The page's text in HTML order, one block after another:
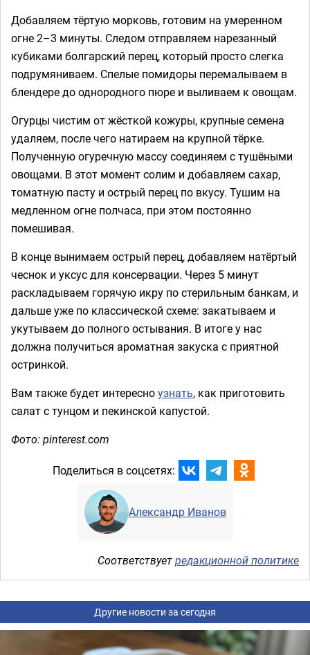
Добавляем тёртую морковь, готовим на умеренном
огне 2–3 минуты. Следом отправляем нарезанный
кубиками болгарский перец, который просто слегка
подрумяниваем. Спелые помидоры перемалываем в
блендере до однородного пюре и выливаем к овощам.
Огурцы чистим от жёсткой кожуры, крупные семена
удаляем, после чего натираем на крупной тёрке.
Полученную огуречную массу соединяем с тушёными
овощами. В этот момент солим и добавляем сахар,
томатную пасту и острый перец по вкусу. Тушим на
медленном огне полчаса, при этом постоянно
помешивая.
В конце вынимаем острый перец, добавляем натёртый
чеснок и уксус для консервации. Через 5 минут
раскладываем горячую икру по стерильным банкам, и
дальше уже по классической схеме: закатываем и
укутываем до полного остывания. В итоге у нас
должна получиться ароматная закуска с приятной
остринкой.
Вам также будет интересноузнать, как приготовить
салат с тунцом и пекинской капустой.
Фото: pinterest.com
Поделиться в соцсетях:
Александр Иванов
Соответствуетредакционной политике
Другие новости за сегодня